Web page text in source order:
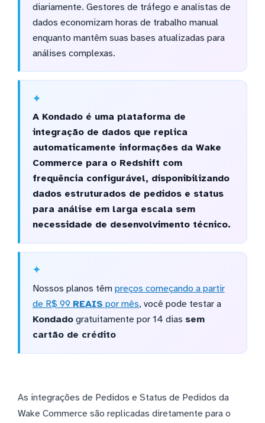
diariamente. Gestores de tráfego e analistas de
dados economizam horas de trabalho manual
enquanto mantêm suas bases atualizadas para
análises complexas.
A Kondado é uma plataforma de
integração de dados que replica
automaticamente informações da Wake
Commerce para o Redshift com
frequência configurável, disponibilizando
dados estruturados de pedidos e status
para análise em larga escala sem
necessidade de desenvolvimento técnico.
Nossos planos têm preços começando a partir
de R$ 99 REAIS por mês, você pode testar a
Kondadogratuitamente por 14 dias sem
cartão de crédito
As integrações de Pedidos e Status de Pedidos da
Wake Commerce são replicadas diretamente para o